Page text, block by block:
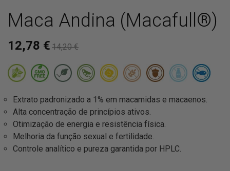
Maca Andina (Macafull®)
12,78 € 14,20 €
Extrato padronizado a 1% em macamidas e macaenos.
Alta concentração de princípios ativos.
Otimização de energia e resistência física.
Melhoria da função sexual e fertilidade.
Controle analítico e pureza garantida por HPLC.